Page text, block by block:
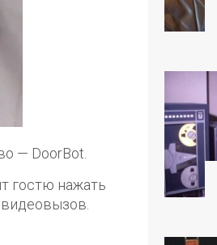
— DoorBot.
гостю нажать